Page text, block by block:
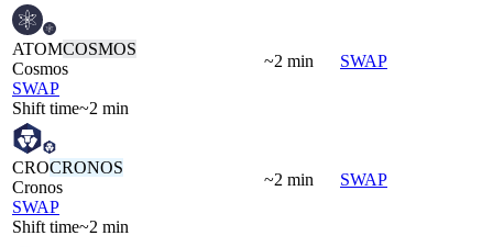
ATOMCOSMOS
Cosmos
SWAP
Shift time~2 min
~2 min SWAP
CROCRONOS
Cronos
SWAP
Shift time~2 min
~2 min SWAP